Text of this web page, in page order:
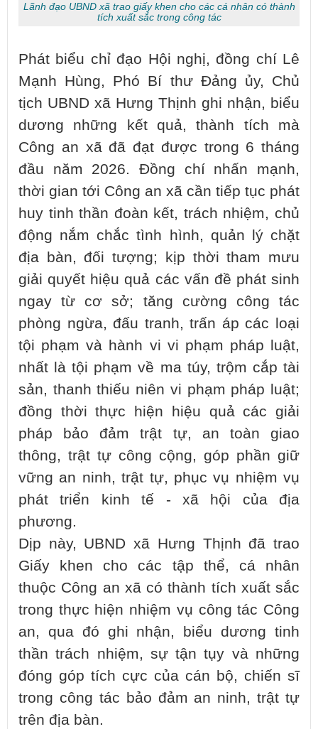
Lãnh đạo UBND xã trao giấy khen cho các cá nhân có thành
tích xuất sắc trong công tác
Phát biểu chỉ đạo Hội nghị, đồng chí Lê
Mạnh Hùng, Phó Bí thư Đảng ủy, Chủ
tịch UBND xã Hưng Thịnh ghi nhận, biểu
dương những kết quả, thành tích mà
Công an xã đã đạt được trong 6 tháng
đầu năm 2026. Đồng chí nhấn mạnh,
thời gian tới Công an xã cần tiếp tục phát
huy tinh thần đoàn kết, trách nhiệm, chủ
động nắm chắc tình hình, quản lý chặt
địa bàn, đối tượng; kịp thời tham mưu
giải quyết hiệu quả các vấn đề phát sinh
ngay từ cơ sở; tăng cường công tác
phòng ngừa, đấu tranh, trấn áp các loại
tội phạm và hành vi vi phạm pháp luật,
nhất là tội phạm về ma túy, trộm cắp tài
sản, thanh thiếu niên vi phạm pháp luật;
đồng thời thực hiện hiệu quả các giải
pháp bảo đảm trật tự, an toàn giao
thông, trật tự công cộng, góp phần giữ
vững an ninh, trật tự, phục vụ nhiệm vụ
phát triển kinh tế - xã hội của địa
phương.
Dịp này, UBND xã Hưng Thịnh đã trao
Giấy khen cho các tập thể, cá nhân
thuộc Công an xã có thành tích xuất sắc
trong thực hiện nhiệm vụ công tác Công
an, qua đó ghi nhận, biểu dương tinh
thần trách nhiệm, sự tận tụy và những
đóng góp tích cực của cán bộ, chiến sĩ
trong công tác bảo đảm an ninh, trật tự
trên địa bàn.